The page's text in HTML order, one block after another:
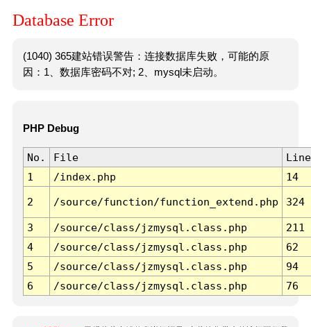
Database Error
(1040) 365建站错误警告：连接数据库失败，可能的原
因：1、数据库密码不对; 2、mysql未启动。
PHP Debug
No. File
Line
1
/index.php 14
2 /source/function/function_extend.php 324
3 /source/class/jzmysql.class.php
211
4
/source/class/jzmysql.class.php
62
5
/source/class/jzmysql.class.php
94
6
/source/class/jzmysql.class.php 76